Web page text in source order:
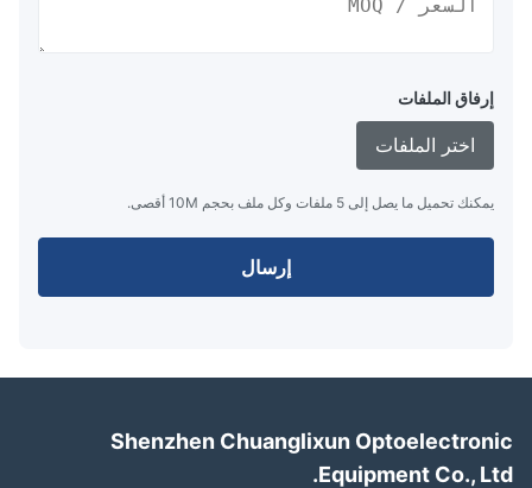
إرفاق الملفات
اختر الملفات
يمكنك تحميل ما يصل إلى 5 ملفات وكل ملف بحجم 10M أقصى.
إرسال
Shenzhen Chuanglixun
Equipment Co.,